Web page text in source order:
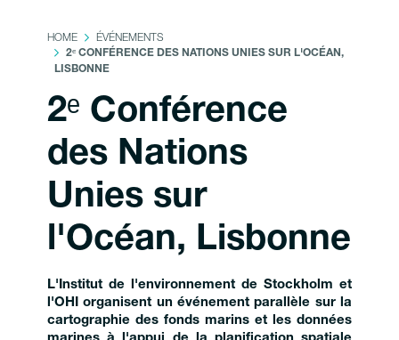
HOME ÉVÉNEMENTS
2ᵉ CONFÉRENCE DES NATIONS UNIES SUR L'OCÉAN,
LISBONNE
2ᵉ Conférence
des Nations
Unies sur
l'Océan, Lisbonne
L'Institut de l'environnement de Stockholm et
l'OHI organisent un événement parallèle sur la
cartographie des fonds marins et les données